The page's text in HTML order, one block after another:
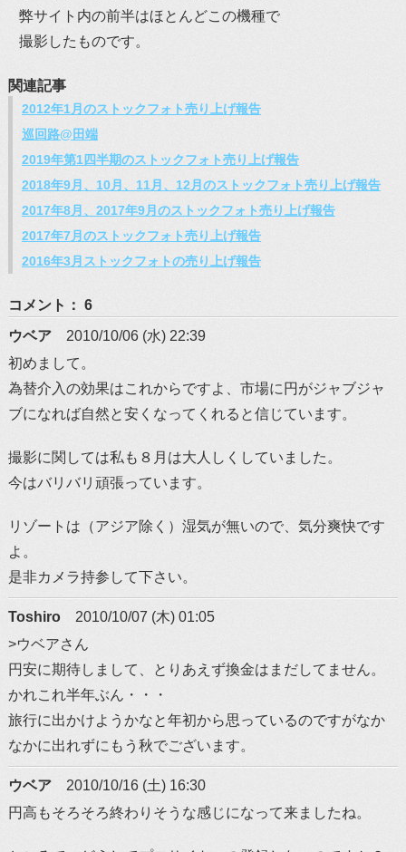
弊サイト内の前半はほとんどこの機種で
撮影したものです。
関連記事
2012年1月のストックフォト売り上げ報告
巡回路@田端
2019年第1四半期のストックフォト売り上げ報告
2018年9月、10月、11月、12月のストックフォト売り上げ報告
2017年8月、2017年9月のストックフォト売り上げ報告
2017年7月のストックフォト売り上げ報告
2016年3月ストックフォトの売り上げ報告
コメント： 6
ウベア 2010/10/06 (水) 22:39
初めまして。
為替介入の効果はこれからですよ、市場に円がジャブジャ
ブになれば自然と安くなってくれると信じています。
撮影に関しては私も８月は大人しくしていました。
今はバリバリ頑張っています。
リゾートは（アジア除く）湿気が無いので、気分爽快です
よ。
是非カメラ持参して下さい。
Toshiro 2010/10/07 (木) 01:05
>ウベアさん
円安に期待しまして、とりあえず換金はまだしてません。
かれこれ半年ぶん・・・
旅行に出かけようかなと年初から思っているのですがなか
なかに出れずにもう秋でございます。
ウベア 2010/10/16 (土) 16:30
円高もそろそろ終わりそうな感じになって来ましたね。